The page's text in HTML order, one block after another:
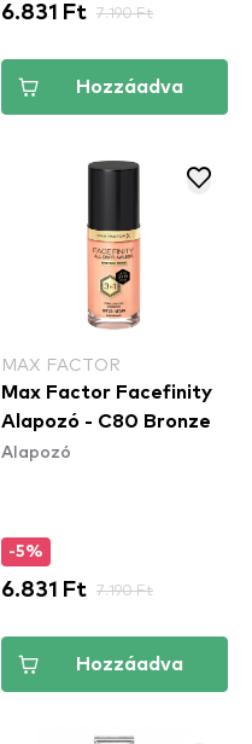
6.831 Ft 7.190 Ft
Hozzáadva
MAX FACTOR
Max Factor Facefinity
Alapozó - C80 Bronze
Alapozó
-5%
6.831 Ft 7.190 Ft
Hozzáadva